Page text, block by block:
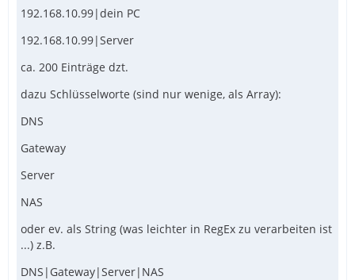
192.168.10.99|dein PC
192.168.10.99|Server
ca. 200 Einträge dzt.
dazu Schlüsselworte (sind nur wenige, als Array):
DNS
Gateway
Server
NAS
oder ev. als String (was leichter in RegEx zu verarbeiten ist
...) z.B.
DNS|Gateway|Server|NAS